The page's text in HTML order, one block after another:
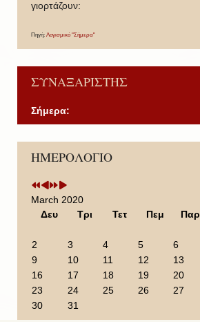
γιορτάζουν:
Πηγή: Λογισμικό "Σήμερα"
ΣΥΝΑΞΑΡΙΣΤΗΣ
Σήμερα:
ΗΜΕΡΟΛΟΓΙΟ
P
r
v
i
e
a
r
P
r
v
i
o
n
t
h
N
e
t
Y
e
N
e
t
M
March 2020
Δευ
Τρι Τετ Πεμ Παρ
2
3 4 5 6
9
10 11 12 13
16
17 18 19 20
23
24 25 26 27
30
31